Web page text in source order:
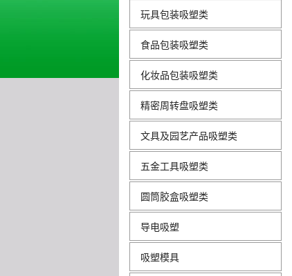
玩具包装吸塑类
食品包装吸塑类
化妆品包装吸塑类
精密周转盘吸塑类
文具及园艺产品吸塑类
五金工具吸塑类
圆筒胶盒吸塑类
导电吸塑
吸塑模具